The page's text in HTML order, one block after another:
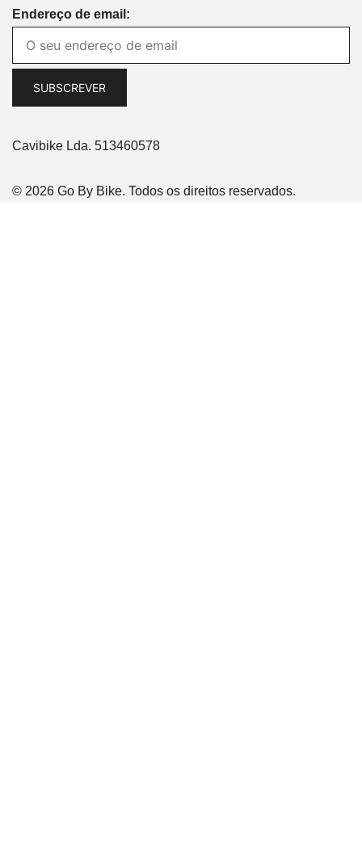
Endereço de email:
Cavibike Lda. 513460578
© 2026 Go By Bike. Todos os direitos reservados.